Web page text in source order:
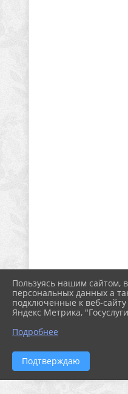
Пользуясь нашим сайтом,
персональных данных а
подключенные к веб-
Яндекс Метрика,
Подробнее
Подтверждаю